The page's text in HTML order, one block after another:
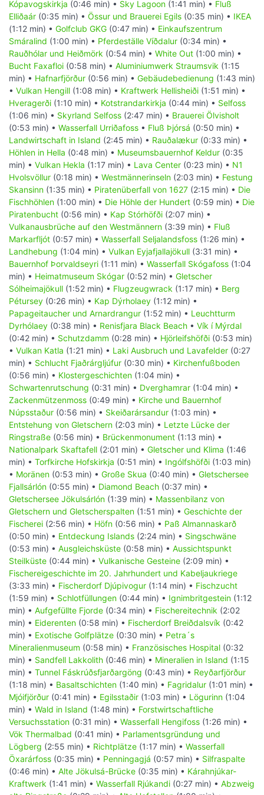
Kópavogskirkja (0:46 min) • Sky Lagoon (1:41 min) • Fluß
Elliðaár (0:35 min) • Össur und Brauerei Egils (0:35 min) • IKEA
(1:12 min) • Golfclub GKG (0:47 min) • Einkaufszentrum
Smáralind (1:00 min) • Pferdeställe Víðdalur (0:34 min) •
Rauðhólar und Heiðmörk (0:54 min) • White Out (1:00 min) •
Bucht Faxafloi (0:58 min) • Aluminiumwerk Straumsvik (1:15
min) • Hafnarfjörður (0:56 min) • Gebäudebedienung (1:43 min)
• Vulkan Hengill (1:08 min) • Kraftwerk Hellisheiði (1:51 min) •
Hveragerði (1:10 min) • Kotstrandarkirkja (0:44 min) • Selfoss
(1:06 min) • Skyrland Selfoss (2:47 min) • Brauerei Ölvisholt
(0:53 min) • Wasserfall Urriðafoss • Fluß Þjórsá (0:50 min) •
Landwirtschaft in Island (2:45 min) • Rauðalækur (0:33 min) •
Höhlen in Hella (0:48 min) • Museumsbauernhof Keldur (0:35
min) • Vulkan Hekla (1:17 min) • Lava Center (0:23 min) • N1
Hvolsvöllur (0:18 min) • Westmännerinseln (2:03 min) • Festung
Skansinn (1:35 min) • Piratenüberfall von 1627 (2:15 min) • Die
Fischhöhlen (1:00 min) • Die Höhle der Hundert (0:59 min) • Die
Piratenbucht (0:56 min) • Kap Stórhöfði (2:07 min) •
Vulkanausbrüche auf den Westmännern (3:39 min) • Fluß
Markarfljót (0:57 min) • Wasserfall Seljalandsfoss (1:26 min) •
Landhebung (1:04 min) • Vulkan Eyjafjallajökull (3:31 min) •
Bauernhof Þorvaldseyri (1:11 min) • Wasserfall Skógafoss (1:04
min) • Heimatmuseum Skógar (0:52 min) • Gletscher
Sólheimajökull (1:52 min) • Flugzeugwrack (1:17 min) • Berg
Pétursey (0:26 min) • Kap Dýrholaey (1:12 min) •
Papageitaucher und Arnardrangur (1:52 min) • Leuchtturm
Dyrhólaey (0:38 min) • Renisfjara Black Beach • Vík í Mýrdal
(0:42 min) • Schutzdamm (0:28 min) • Hjörleifshöfði (0:53 min)
• Vulkan Katla (1:21 min) • Laki Ausbruch und Lavafelder (0:27
min) • Schlucht Fjaðrárgljúfur (0:30 min) • Kirchenfußboden
(0:56 min) • Klostergeschichten (1:04 min) •
Schwartenrutschung (0:31 min) • Dverghamrar (1:04 min) •
Zackenmützenmoss (0:49 min) • Kirche und Bauernhof
Núpsstaður (0:56 min) • Skeiðarársandur (1:03 min) •
Entstehung von Gletschern (2:03 min) • Letzte Lücke der
Ringstraße (0:56 min) • Brückenmonument (1:13 min) •
Nationalpark Skaftafell (2:01 min) • Gletscher und Klima (1:46
min) • Torfkirche Hofskirkja (0:51 min) • Ingólfshöfði (1:03 min)
• Moränen (0:53 min) • Große Skua (0:40 min) • Gletschersee
Fjallsárlón (0:55 min) • Diamond Beach (0:37 min) •
Gletschersee Jökulsárlón (1:39 min) • Massenbilanz von
Gletschern und Gletscherspalten (1:51 min) • Geschichte der
Fischerei (2:56 min) • Höfn (0:56 min) • Paß Almannaskarð
(0:50 min) • Entdeckung Islands (2:24 min) • Singschwäne
(0:53 min) • Ausgleichsküste (0:58 min) • Aussichtspunkt
Steilküste (0:44 min) • Vulkanische Gesteine (2:09 min) •
Fischereigeschichte im 20. Jahrhundert und Kabeljaukriege
(3:33 min) • Fischerdorf Djúpivogur (1:14 min) • Fischzucht
(1:59 min) • Schlotfüllungen (0:44 min) • Ignimbritgestein (1:12
min) • Aufgefüllte Fjorde (0:34 min) • Fischereitechnik (2:02
min) • Eiderenten (0:58 min) • Fischerdorf Breiðdalsvík (0:42
min) • Exotische Golfplätze (0:30 min) • Petra´s
Mineralienmuseum (0:58 min) • Französisches Hospital (0:32
min) • Sandfell Lakkolith (0:46 min) • Mineralien in Island (1:15
min) • Tunnel Fáskrúðsfjarðargöng (0:43 min) • Reyðarfjörður
(1:18 min) • Basaltschichten (1:40 min) • Fagridalur (1:01 min) •
Mjóifjörður (0:41 min) • Egilsstaðir (1:03 min) • Lögurinn (1:04
min) • Wald in Island (1:48 min) • Forstwirtschaftliche
Versuchsstation (0:31 min) • Wasserfall Hengifoss (1:26 min) •
Vök Thermalbad (0:41 min) • Parlamentsgründung und
Lögberg (2:55 min) • Richtplätze (1:17 min) • Wasserfall
Öxarárfoss (0:35 min) • Penningagjá (0:57 min) • Silfraspalte
(0:46 min) • Alte Jökulsá-Brücke (0:35 min) • Kárahnjúkar-
Kraftwerk (1:41 min) • Wasserfall Rjúkandi (0:27 min) • Abzweig